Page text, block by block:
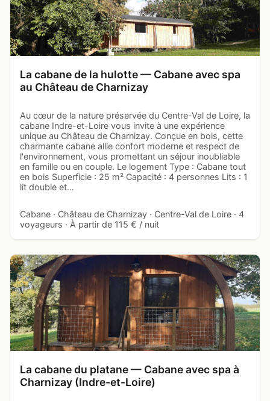
La cabane de la hulotte — Cabane avec spa
au Château de Charnizay
Au cœur de la nature préservée du Centre-Val de Loire, la
cabane Indre-et-Loire vous invite à une expérience
unique au Château de Charnizay. Conçue en bois, cette
charmante cabane allie confort moderne et respect de
l'environnement, vous promettant un séjour inoubliable
en famille ou en couple. Le logement Type : Cabane tout
en bois Superficie : 25 m² Capacité : 4 personnes Lits : 1
lit double et…
Cabane · Château de Charnizay · Centre-Val de Loire · 4
voyageurs · À partir de 115 € / nuit
La cabane du platane — Cabane avec spa à
Charnizay (Indre-et-Loire)